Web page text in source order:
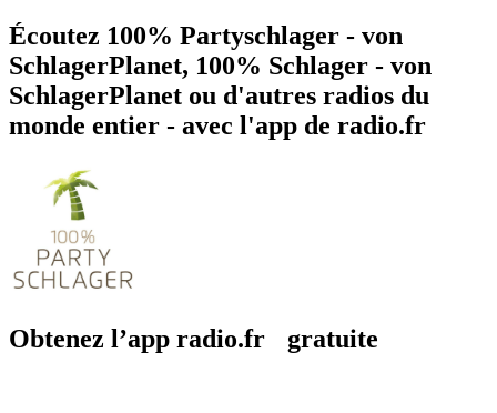
Écoutez 100% Partyschlager - von
SchlagerPlanet, 100% Schlager - von
SchlagerPlanet ou d'autres radios du
monde entier - avec l'app de radio.fr
Obtenez l’app radio.fr gratuite